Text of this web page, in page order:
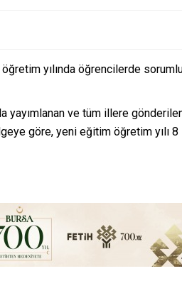
yılında öğrencilerde
yayımlanan ve tüm illere
göre, yeni eğitim öğretim yılı 8